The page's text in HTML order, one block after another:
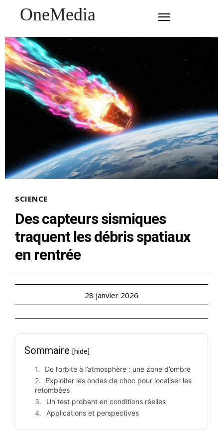
OneMedia
SCIENCE
Des capteurs sismiques
traquent les débris spatiaux
en rentrée
28 janvier 2026
Sommaire [hide]
De l’orbite à l’atmosphère : une zone d’ombre
Exploiter les ondes de choc pour localiser les
retombées
Un test probant en conditions réelles
Applications et perspectives